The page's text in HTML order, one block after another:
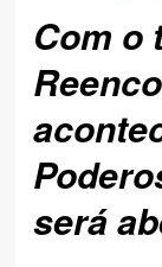
Com o
será